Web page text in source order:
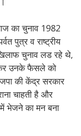
का चुनाव 1982
पुत्र व राष्ट्रीय
चुनाव लड रहे थे,
उनके फैसले को
की केंद्र सरकार
चाहती है और
भेजने का मन बना